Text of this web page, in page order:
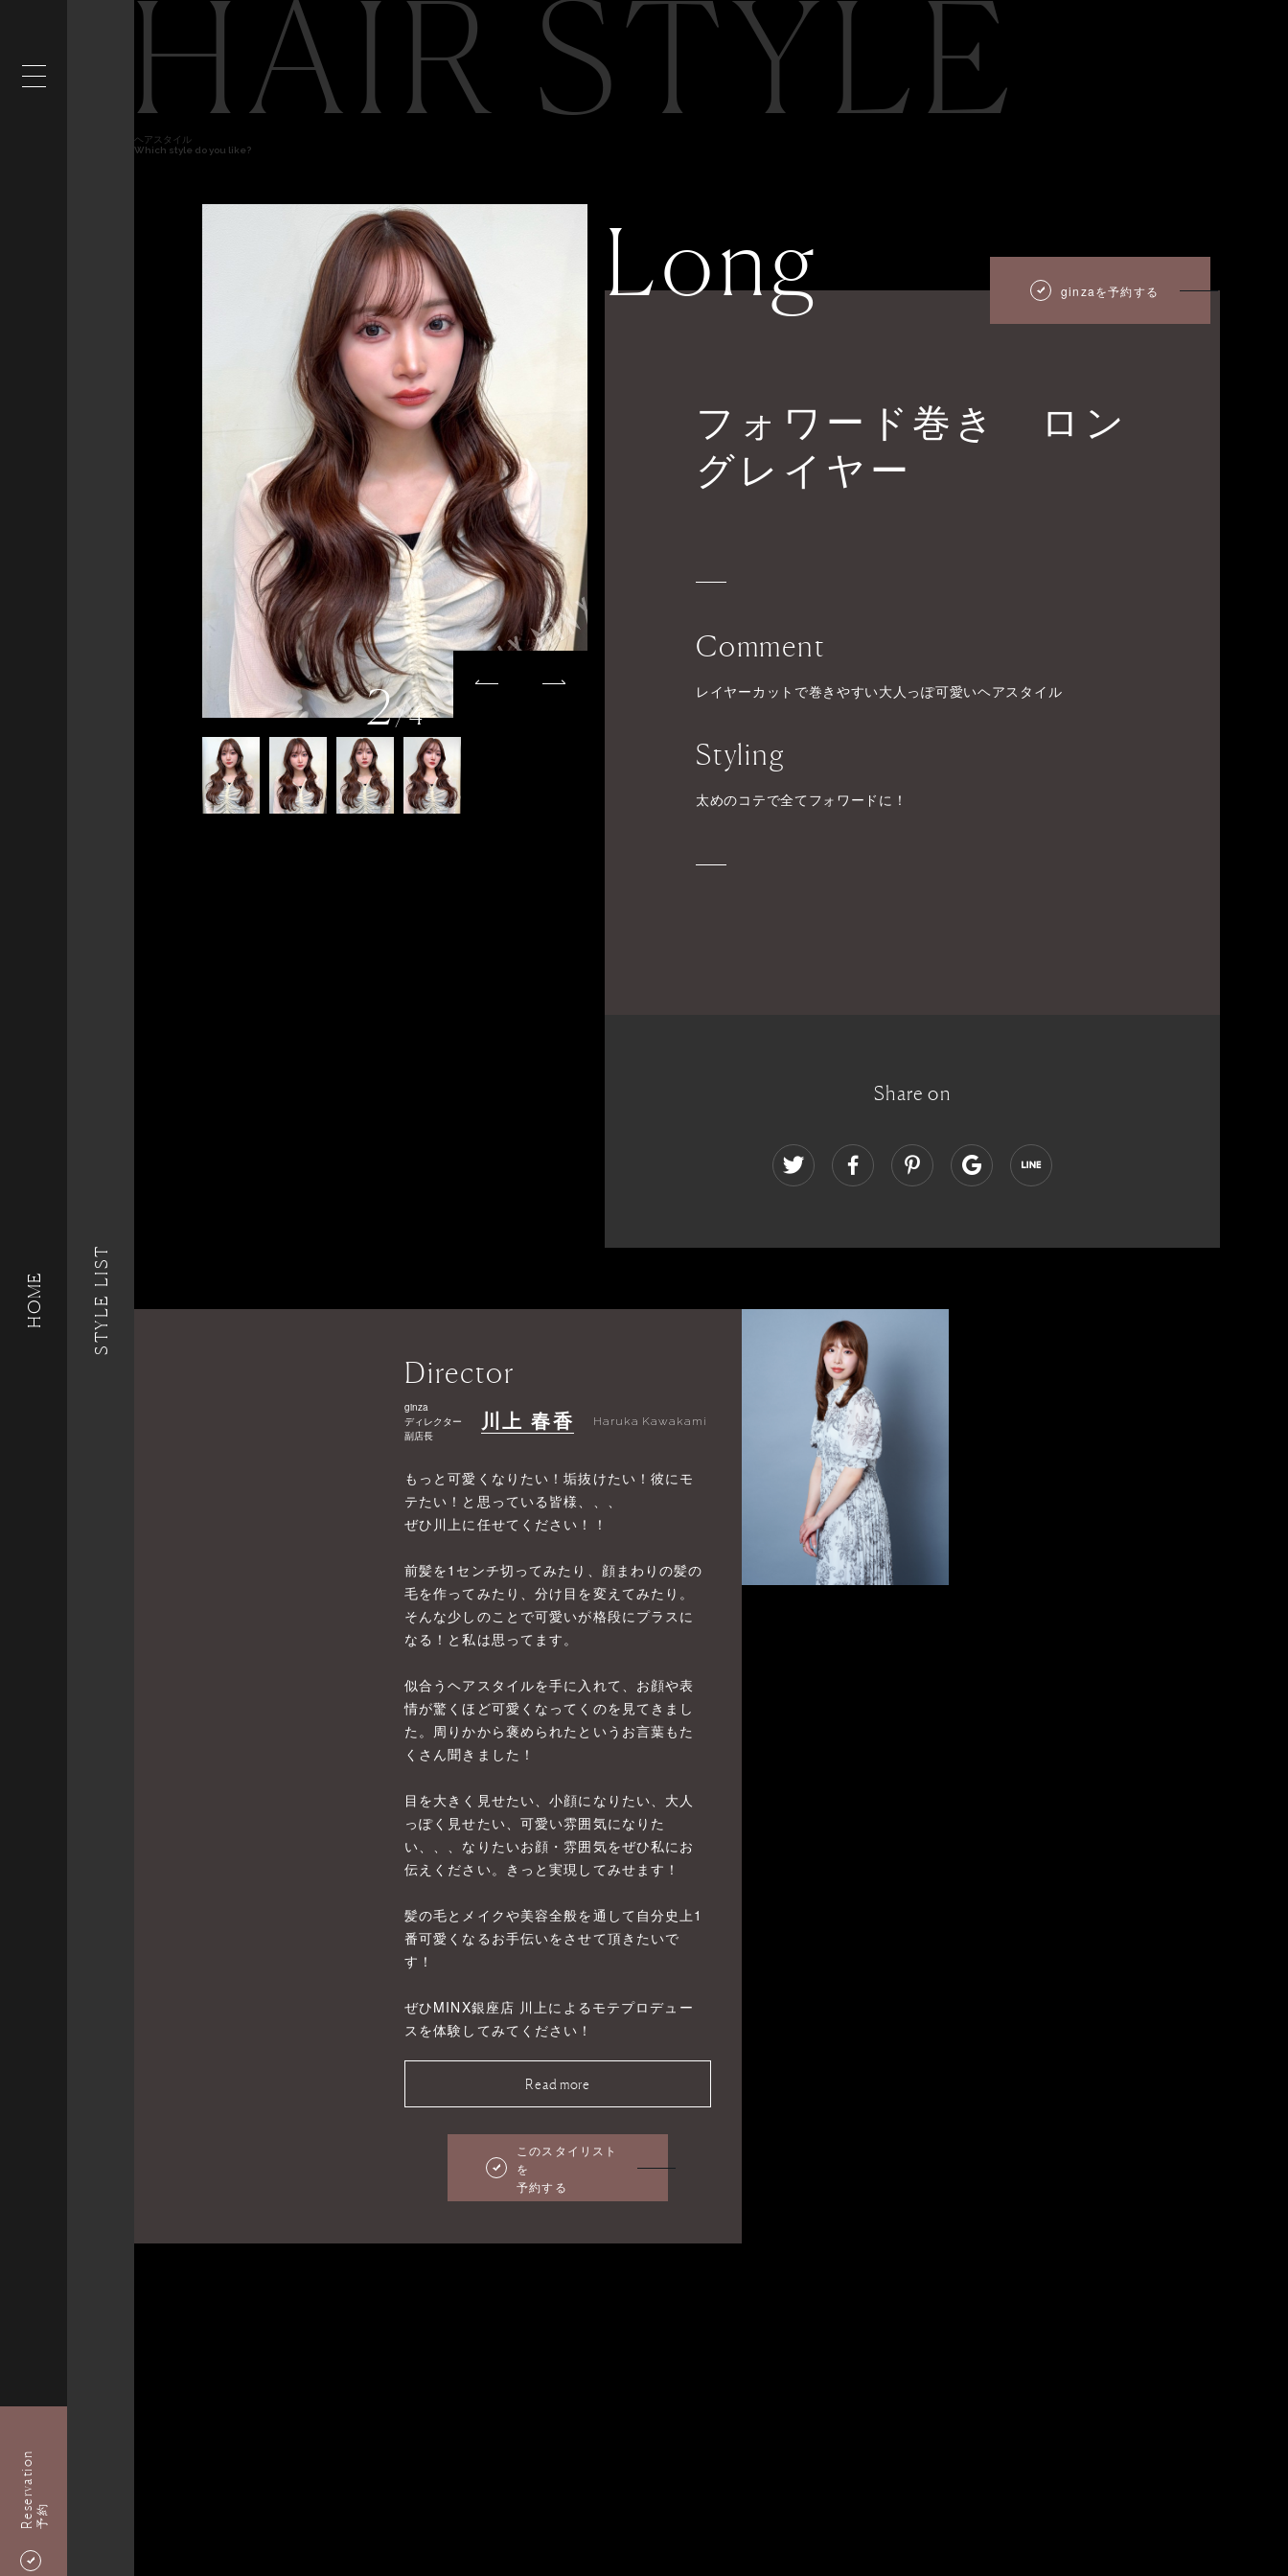
HOME
Reservation予約
STYLE LIST
HAIR STYLE
ヘアスタイル
Which style do you like?
2/4
Long ginzaを予約する
フォワード巻き ロン
グレイヤー
Comment
レイヤーカットで巻きやすい大人っぽ可愛いヘアスタイル
Styling
太めのコテで全てフォワードに！
Share on
Director
ginza
ディレクター
副店長
川上 春香 Haruka Kawakami
もっと可愛くなりたい！垢抜けたい！彼にモ
テたい！と思っている皆様、、、
ぜひ川上に任せてください！！
前髪を1センチ切ってみたり、顔まわりの髪の
毛を作ってみたり、分け目を変えてみたり。
そんな少しのことで可愛いが格段にプラスに
なる！と私は思ってます。
似合うヘアスタイルを手に入れて、お顔や表
情が驚くほど可愛くなってくのを見てきまし
た。周りかから褒められたというお言葉もた
くさん聞きました！
目を大きく見せたい、小顔になりたい、大人
っぽく見せたい、可愛い雰囲気になりた
い、、、なりたいお顔・雰囲気をぜひ私にお
伝えください。きっと実現してみせます！
髪の毛とメイクや美容全般を通して自分史上1
番可愛くなるお手伝いをさせて頂きたいで
す！
ぜひMINX銀座店 川上によるモテプロデュー
スを体験してみてください！
Read more
このスタイリスト
を
予約する